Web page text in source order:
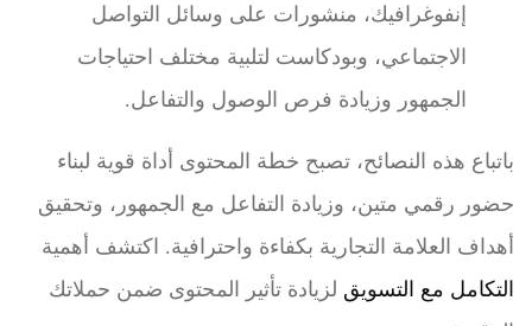
إنفوغرافيك، منشورات على وسائل التواصل
الاجتماعي، وبودكاست لتلبية مختلف احتياجات
الجمهور وزيادة فرص الوصول والتفاعل.
باتباع هذه النصائح، تصبح خطة المحتوى أداة قوية لبناء
حضور رقمي متين، وزيادة التفاعل مع الجمهور، وتحقيق
أهداف العلامة التجارية بكفاءة واحترافية. اكتشف أهمية
التكامل مع التسويق لزيادة تأثير المحتوى ضمن حملاتك